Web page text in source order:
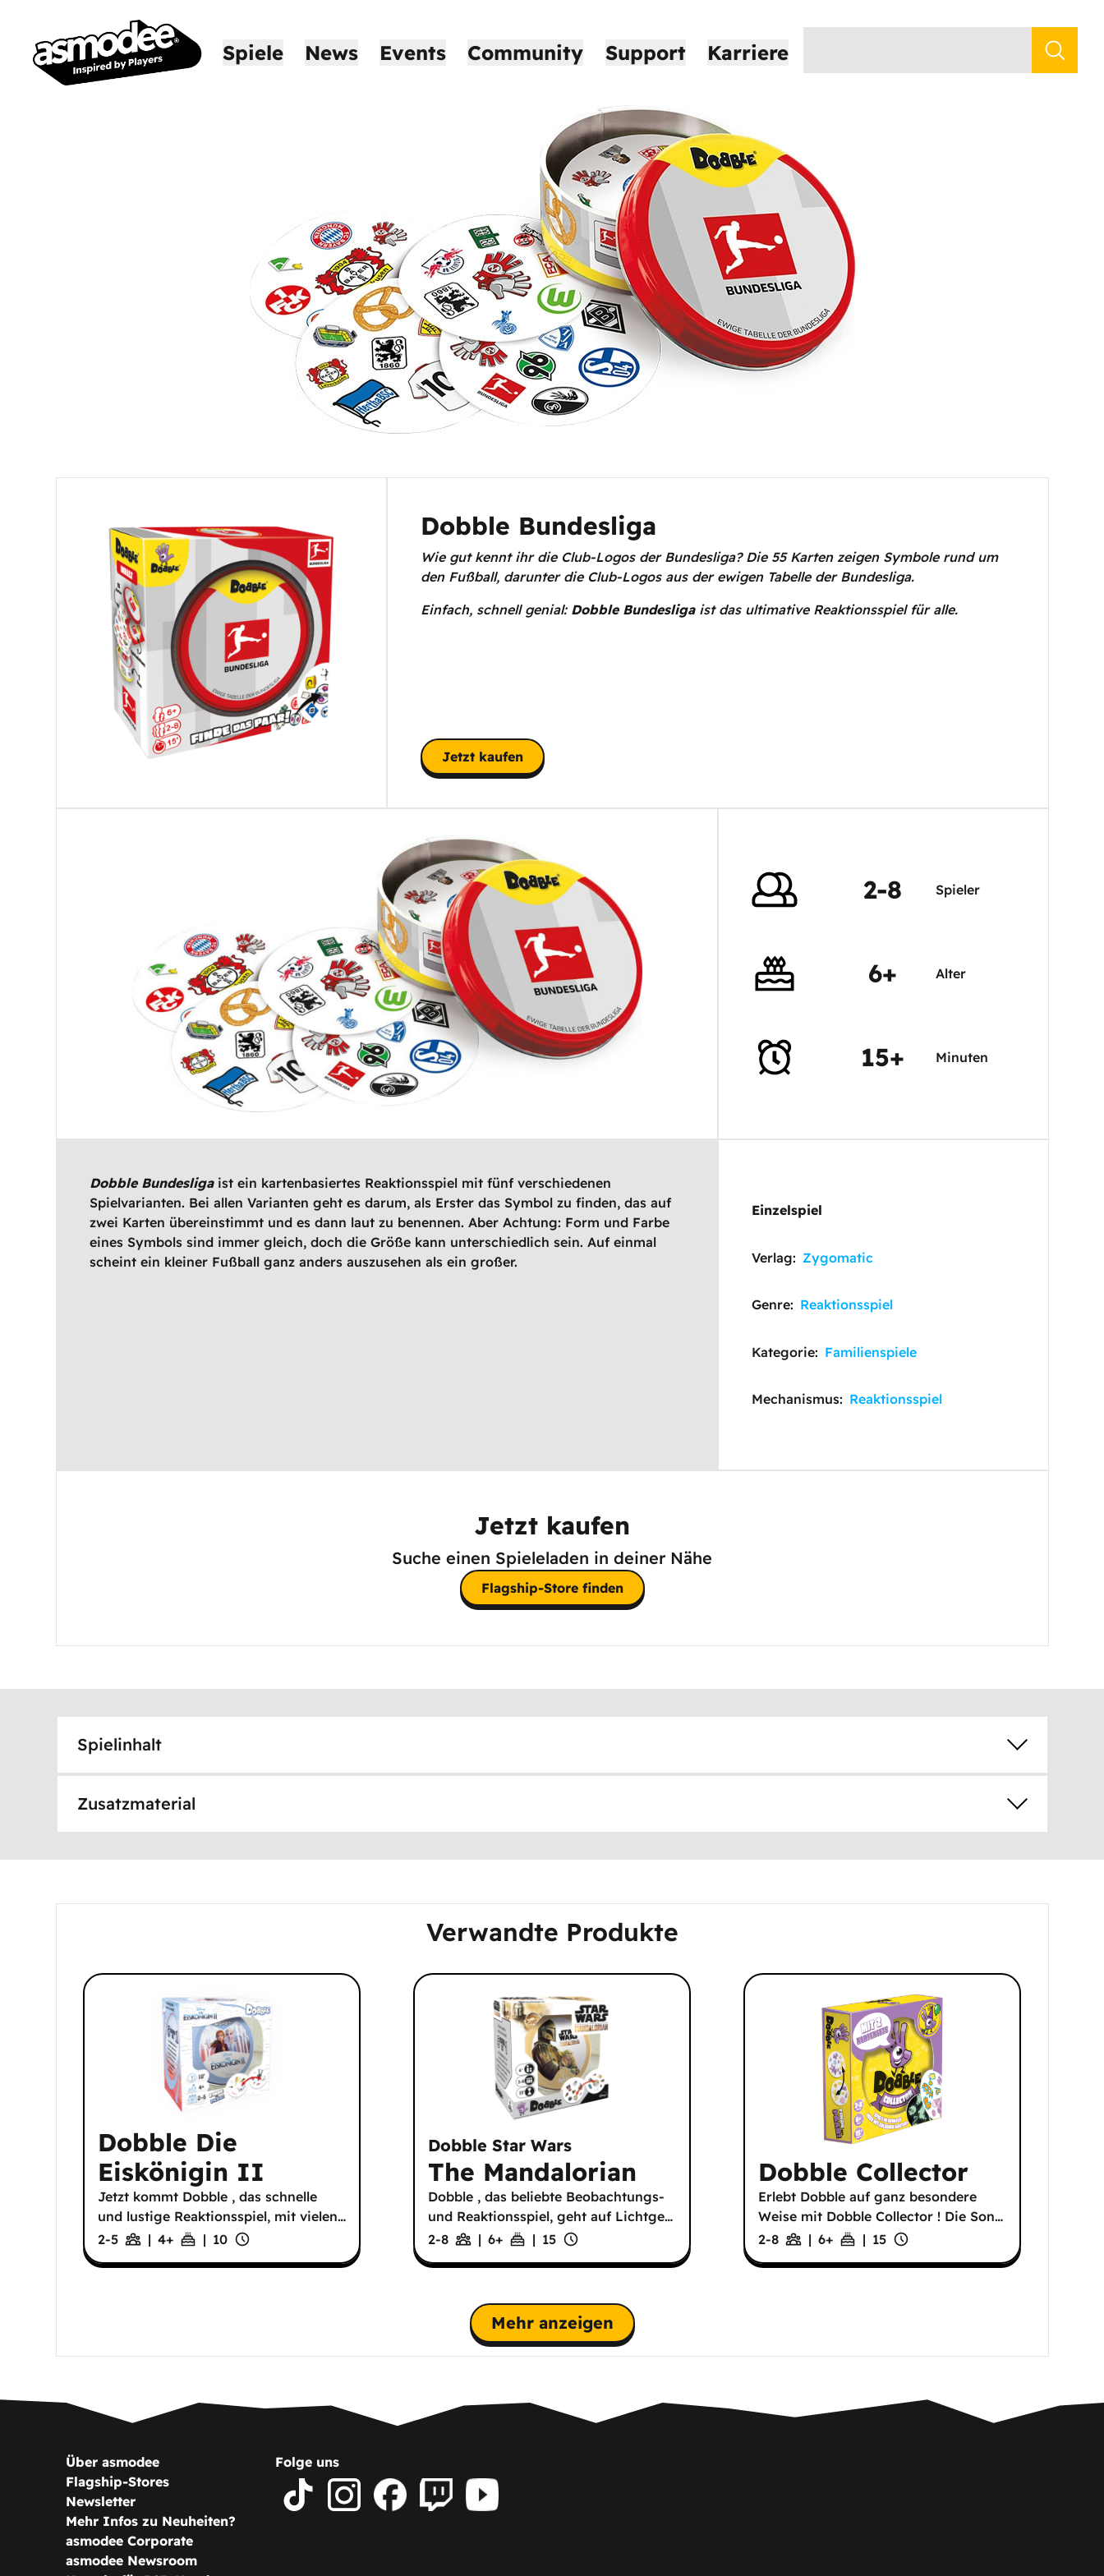
Spiele News Events Community Support Karriere
Dobble Bundesliga
Wie gut kennt ihr die Club-Logos der Bundesliga? Die 55 Karten zeigen Symbole rund um
den Fußball, darunter die Club-Logos aus der ewigen Tabelle der Bundesliga.
Einfach, schnell genial: Dobble Bundesligaist das ultimative Reaktionsspiel für alle.
Jetzt kaufen
2-8 Spieler
6+ Alter
15+ Minuten
Dobble Bundesligaist ein kartenbasiertes Reaktionsspiel mit fünf verschiedenen
Spielvarianten. Bei allen Varianten geht es darum, als Erster das Symbol zu finden, das auf
zwei Karten übereinstimmt und es dann laut zu benennen. Aber Achtung: Form und Farbe
eines Symbols sind immer gleich, doch die Größe kann unterschiedlich sein. Auf einmal
scheint ein kleiner Fußball ganz anders auszusehen als ein großer.
Einzelspiel
Verlag: Zygomatic
Genre: Reaktionsspiel
Kategorie: Familienspiele
Mechanismus: Reaktionsspiel
Jetzt kaufen
Suche einen Spieleladen in deiner Nähe
Flagship-Store finden
Spielinhalt
Zusatzmaterial
Verwandte Produkte
Dobble Die
Eiskönigin II
Jetzt kommt Dobble , das schnelle
und lustige Reaktionsspiel, mit vielen…
2-5
| 4+ | 10
Dobble Star Wars
The Mandalorian
Dobble , das beliebte Beobachtungs-
und Reaktionsspiel, geht auf Lichtge…
2-8
| 6+ | 15
Dobble Collector
Erlebt Dobble auf ganz besondere
Weise mit Dobble Collector ! Die Son…
2-8
| 6+ | 15
Mehr anzeigen
Über asmodee
Flagship-Stores
Newsletter
Mehr Infos zu Neuheiten?
asmodee Corporate
asmodee Newsroom
Folge uns